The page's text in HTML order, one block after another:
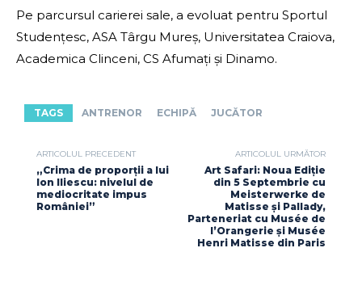
Pe parcursul carierei sale, a evoluat pentru Sportul
Studențesc, ASA Târgu Mureș, Universitatea Craiova,
Academica Clinceni, CS Afumați și Dinamo.
TAGS ANTRENOR ECHIPĂ JUCĂTOR
ARTICOLUL PRECEDENT
„Crima de proporții a lui
Ion Iliescu: nivelul de
mediocritate impus
României”
ARTICOLUL URMĂTOR
Art Safari: Noua Ediție
din 5 Septembrie cu
Meisterwerke de
Matisse și Pallady,
Parteneriat cu Musée de
l’Orangerie și Musée
Henri Matisse din Paris